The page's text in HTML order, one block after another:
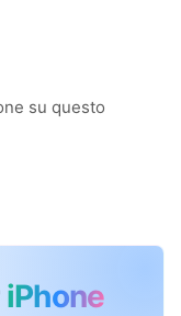
su questo
iPhone